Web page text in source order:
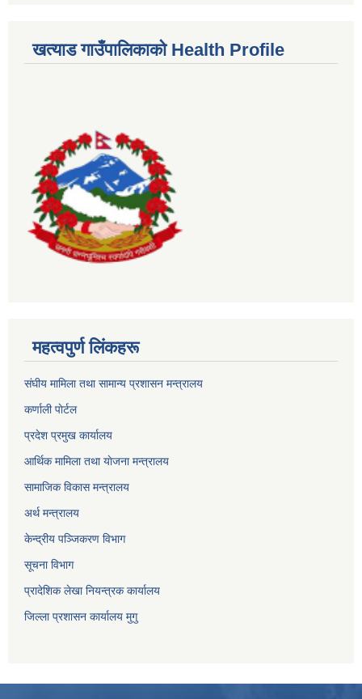
खत्याड गाउँपालिकाकाे Health Profile
महत्वपुर्ण लिंकहरू
संघीय मामिला तथा सामान्य प्रशासन मन्त्रालय
कर्णाली पाेर्टल
प्रदेश प्रमुख कार्यालय
आर्थिक मामिला तथा याेजना मन्त्रालय
सामाजिक विकास मन्त्रालय
अर्थ मन्त्रालय
केन्द्रीय पञ्जिकरण विभाग
सूचना विभाग
प्रादेशिक लेखा नियन्त्रक कार्यालय
जिल्ला प्रशासन कार्यालय मुगु